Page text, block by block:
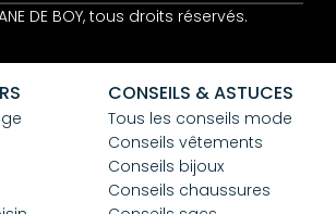
DE BOY, tous droits réservés.
CONSEILS & ASTUCES
Tous les conseils mode
Conseils vêtements
Conseils bijoux
Conseils chaussures